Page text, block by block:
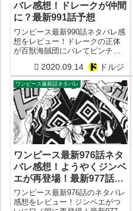
バレ感想！ドレークが仲間
に？最新991話予想
ワンピース最新990話ネタバレ感
想をレビュー！ドレークの正体
が百獣海賊団にバレてピンチ
2020.09.14 ドルジ
ワンピース最新話ネタバレ
ワンピース最新976話ネタ
バレ感想！ようやくジンベ
エが再登場！最新977話予
想まとめ
ワンピース最新976話のネタバレ
感想をレビュー！ジンベエがつ